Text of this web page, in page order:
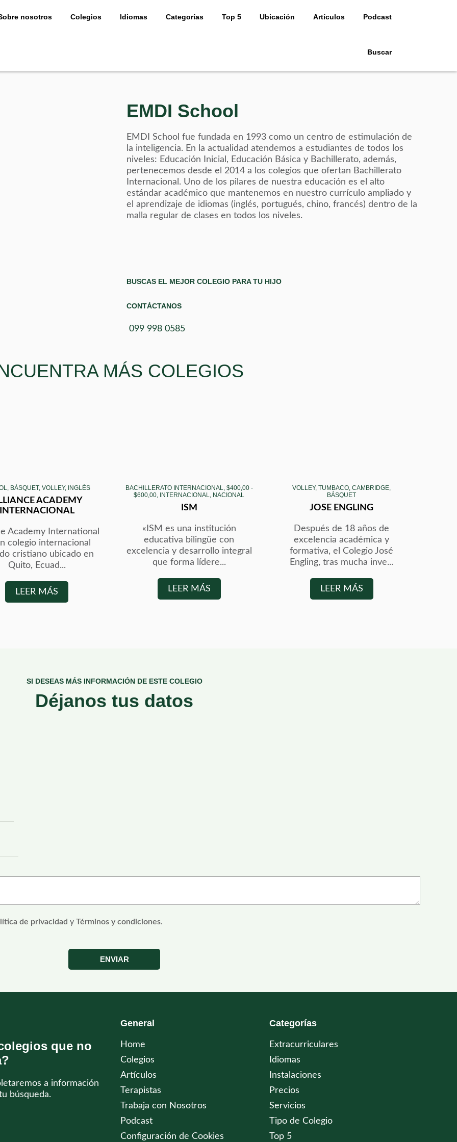
nosotros Colegios Idiomas Categorías Top 5 Ubicación Artículos Podcast
Buscar
EMDI School
EMDI School fue fundada en 1993 como un centro de estimulación de
la inteligencia. En la actualidad atendemos a estudiantes de todos los
niveles: Educación Inicial, Educación Básica y Bachillerato, además,
pertenecemos desde el 2014 a los colegios que ofertan Bachillerato
Internacional. Uno de los pilares de nuestra educación es el alto
estándar académico que mantenemos en nuestro currículo ampliado y
el aprendizaje de idiomas (inglés, portugués, chino, francés) dentro de la
malla regular de clases en todos los niveles.
BUSCAS EL MEJOR COLEGIO PARA TU HIJO
CONTÁCTANOS
099 998 0585
MÁS COLEGIOS
BÁSQUET, VOLLEY, INGLÉS
ACADEMY
Academy International
colegio internacional
cristiano ubicado en
Quito, Ecuad...
LEER MÁS
BACHILLERATO INTERNACIONAL, $400,00 -
$600,00, INTERNACIONAL, NACIONAL
ISM
«ISM es una institución
educativa bilingüe con
excelencia y desarrollo integral
que forma lídere...
LEER MÁS
VOLLEY, TUMBACO, CAMBRIDGE,
BÁSQUET
JOSE ENGLING
Después de 18 años de
excelencia académica y
formativa, el Colegio José
Engling, tras mucha inve...
LEER MÁS
SI DESEAS MÁS INFORMACIÓN DE ESTE COLEGIO
Déjanos tus datos
de privacidad y Términos y condiciones.
ENVIAR
que no
a información
búsqueda.
General
Home
Colegios
Artículos
Terapistas
Trabaja con Nosotros
Podcast
Configuración de Cookies
Categorías
Extracurriculares
Idiomas
Instalaciones
Precios
Servicios
Tipo de Colegio
Top 5